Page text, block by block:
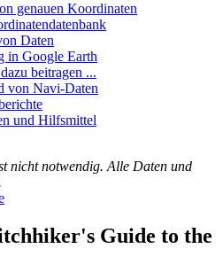
genauen Koordinaten
Daten
in Google Earth
beitragen ...
von Navi-Daten
und Hilfsmittel
nicht notwendig. Alle Daten und
Guide to the